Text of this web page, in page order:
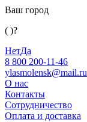
Ваш город
( )?
НетДа
8 800 200-11-46
ylasmolensk@mail.ru
О нас
Контакты
Сотрудничество
Оплата и доставка